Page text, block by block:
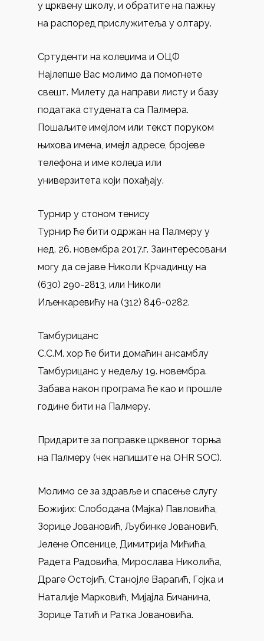
у црквену школу, и обратите на пажњу
на распоред прислужитеља у олтару.
Сртуденти на колеџима и ОЦФ
Најлепше Вас молимо да помогнете
свешт. Милету да направи листу и базу
података студената са Палмера.
Пошаљите имејлом или текст поруком
њихова имена, имејл адресе, бројеве
телефона и име колеџа или
универзитета који похађају.
Турнир у стоном тенису
Турнир ће бити одржан на Палмеру у
нед. 26. новембра 2017.г. Заинтересовани
могу да се јаве Николи Крчадинцу на
(630) 290-2813, или Николи
Иљенкаревићу на (312) 846-0282.
Тамбурицанс
С.С.М. хор ће бити домаћин ансамблу
Тамбурицанс у недељу 19. новембра.
Забава након програма ће као и прошле
године бити на Палмеру.
Придарите за поправке црквеног торња
на Палмеру (чек напишите на OHR SOC).
Молимо се за здравље и спасење слугу
Божијих: Слободана (Мајка) Павловића,
Зорице Јовановић, Љубинке Јовановић,
Јелене Опсенице, Димитрија Мићића,
Радета Радовића, Мирослава Николића,
Драге Остојић, Станојле Варагић, Гојка и
Наталије Марковић, Мијајла Бичанина,
Зорице Татић и Ратка Јовановића.